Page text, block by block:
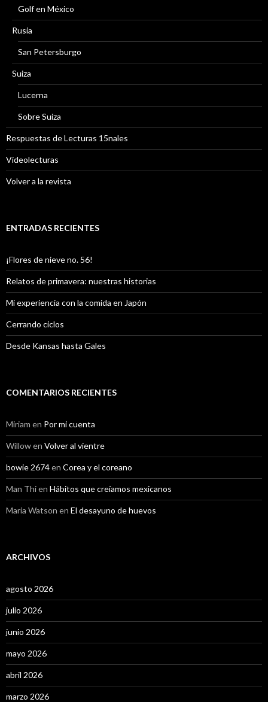
Golf en México
Rusia
San Petersburgo
Suiza
Lucerna
Sobre Suiza
Respuestas de Lecturas 15nales
Videolecturas
Volver a la revista
ENTRADAS RECIENTES
¡Flores de nieve no. 56!
Relatos de primavera: nuestras historias
Mi experiencia con la comida en Japón
Cerrando ciclos
Desde Kansas hasta Gales
COMENTARIOS RECIENTES
Miriam en Por mi cuenta
Willowen Volver al vientre
bowie 2674en Corea y el coreano
Man Thien Hábitos que creíamos mexicanos
Maria Watson en El desayuno de huevos
ARCHIVOS
agosto 2026
julio 2026
junio 2026
mayo 2026
abril 2026
marzo 2026